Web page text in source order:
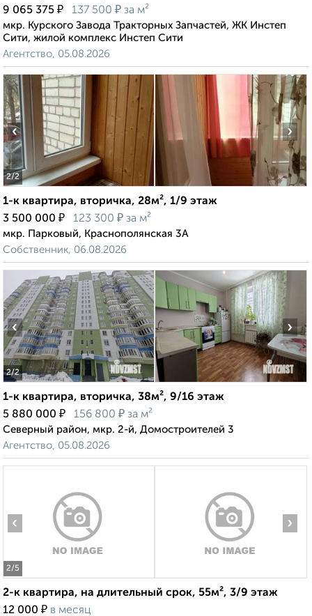
9 065 375 ₽ 137 500 ₽ за м²
мкр. Курского Завода Тракторных Запчастей, ЖК Инстеп
Сити, жилой комплекс Инстеп Сити
Агентство, 05.08.2026
2/2
‹ ›
1-к квартира, вторичка, 28м², 1/9 этаж
3 500 000 ₽ 123 300 ₽ за м²
мкр. Парковый, Краснополянская 3А
Собственник, 06.08.2026
2/2
‹ ›
1-к квартира, вторичка, 38м², 9/16 этаж
5 880 000 ₽ 156 800 ₽ за м²
Северный район, мкр. 2-й, Домостроителей 3
Агентство, 05.08.2026
2/5
‹ ›
2-к квартира, на длительный срок, 55м², 3/9 этаж
12 000 ₽ в месяц